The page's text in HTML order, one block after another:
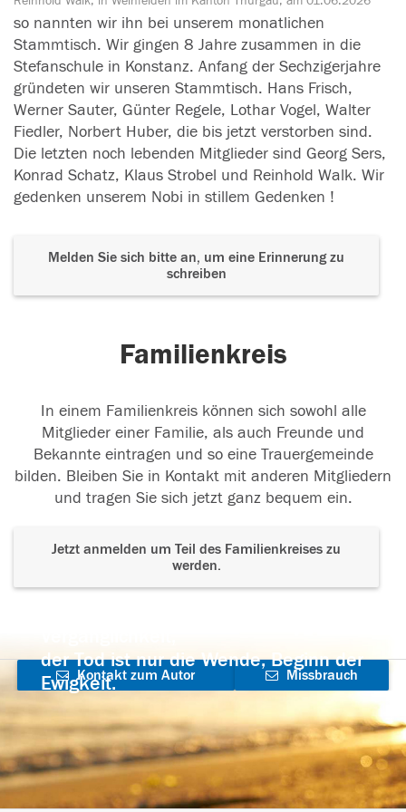
30.05.2026
so nannten wir ihn bei unserem monatlichen
Stammtisch. Wir gingen 8 Jahre zusammen in die
Stefanschule in Konstanz. Anfang der Sechzigerjahre
gründeten wir unseren Stammtisch. Hans Frisch,
Werner Sauter, Günter Regele, Lothar Vogel, Walter
Fiedler, Norbert Huber, die bis jetzt verstorben sind.
Die letzten noch lebenden Mitglieder sind Georg Sers,
Konrad Schatz, Klaus Strobel und Reinhold Walk. Wir
gedenken unserem Nobi in stillem Gedenken !
Melden Sie sich bitte an, um eine Erinnerung zu
schreiben
Familienkreis
In einem Familienkreis können sich sowohl alle
Mitglieder einer Familie, als auch Freunde und
Bekannte eintragen und so eine Trauergemeinde
bilden. Bleiben Sie in Kontakt mit anderen Mitgliedern
und tragen Sie sich jetzt ganz bequem ein.
Jetzt anmelden um Teil des Familienkreises zu
werden.
der Tod ist nur die Wende, Beginn der
Ewigkeit.
Kontakt zum Autor
aufnehmen
Missbrauch